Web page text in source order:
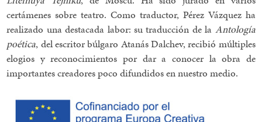
certámenes sobre teatro. Como traductor, Pérez Vázquez ha
realizado una destacada labor: su traducción de la Antología
poética, del escritor búlgaro Atanás Dalchev, recibió múltiples
elogios y reconocimientos por dar a conocer la obra de
importantes creadores poco difundidos en nuestro medio.